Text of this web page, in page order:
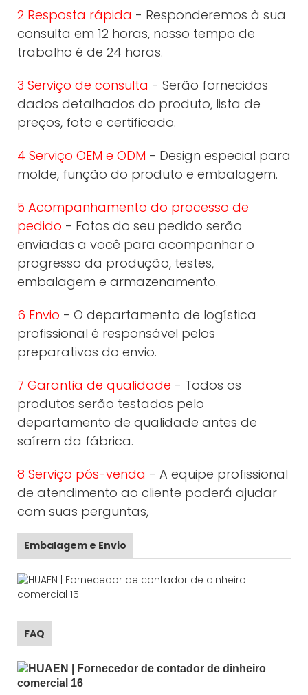
2 Resposta rápida - Responderemos à sua
consulta em 12 horas, nosso tempo de
trabalho é de 24 horas.
3 Serviço de consulta - Serão fornecidos
dados detalhados do produto, lista de
preços, foto e certificado.
4 Serviço OEM e ODM - Design especial para
molde, função do produto e embalagem.
5 Acompanhamento do processo de
pedido - Fotos do seu pedido serão
enviadas a você para acompanhar o
progresso da produção, testes,
embalagem e armazenamento.
6 Envio - O departamento de logística
profissional é responsável pelos
preparativos do envio.
7 Garantia de qualidade - Todos os
produtos serão testados pelo
departamento de qualidade antes de
saírem da fábrica.
8 Serviço pós-venda - A equipe profissional
de atendimento ao cliente poderá ajudar
com suas perguntas,
Embalagem e Envio
FAQ